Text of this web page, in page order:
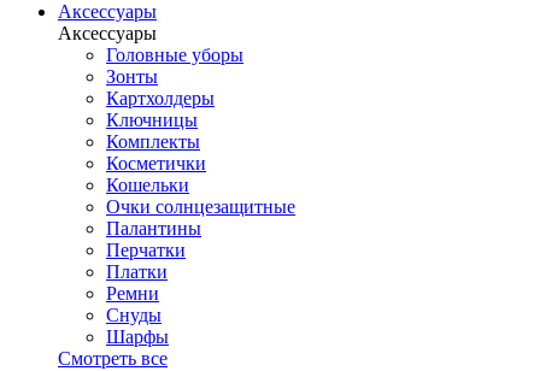
Аксессуары
Аксессуары
Головные уборы
Зонты
Картхолдеры
Ключницы
Комплекты
Косметички
Кошельки
Очки солнцезащитные
Палантины
Перчатки
Платки
Ремни
Снуды
Шарфы
Смотреть все